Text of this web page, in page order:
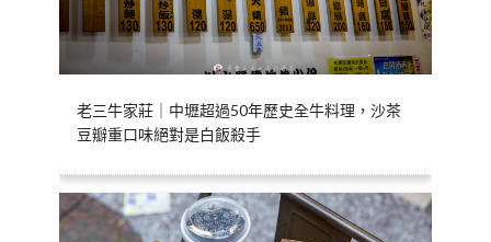
老三牛家莊｜中壢超過50年歷史全牛料理，沙茶
豆瓣重口味絕對是白飯殺手